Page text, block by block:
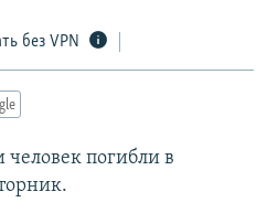
без VPN
погибли в